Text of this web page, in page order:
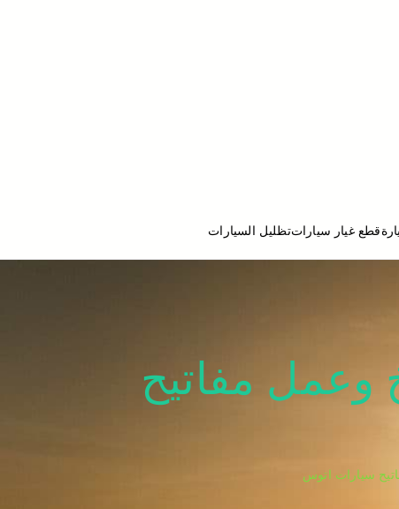
تصليح سيارات
قطع غيار سياراتتظليل السيارات
اتوس 98080146‬ نسخ وعمل مفاتيح